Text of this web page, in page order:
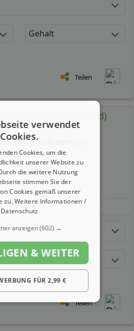
Gehalt
Teilen
(m/ w/ d)
Remigius Fresenius
Group
Gehalt
Teilen
verwendet
Cookies.
Cookies, um die
unserer Website zu
die weitere Nutzung
stimmen Sie der
Cookies gemäß unserer
zu.Weitere Informationen /
Datenschutz
anzeigen(602) →
& WEITER
FÜR 2,99 €